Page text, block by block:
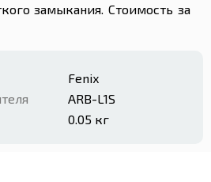
замыкания. Стоимость за
Fenix
ARB-L1S
0.05 кг